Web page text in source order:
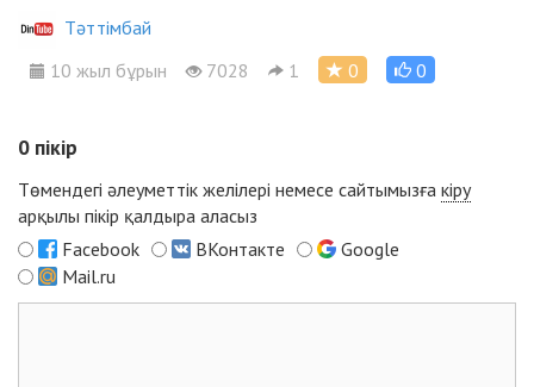
Тәттімбай
10 жыл бұрын
7028 1 0 0
0 пікір
Төмендегі әлеуметтік желілері немесе сайтымызға кіру
арқылы пікір қалдыра аласыз
Facebook
ВКонтакте
Google
Mail.ru